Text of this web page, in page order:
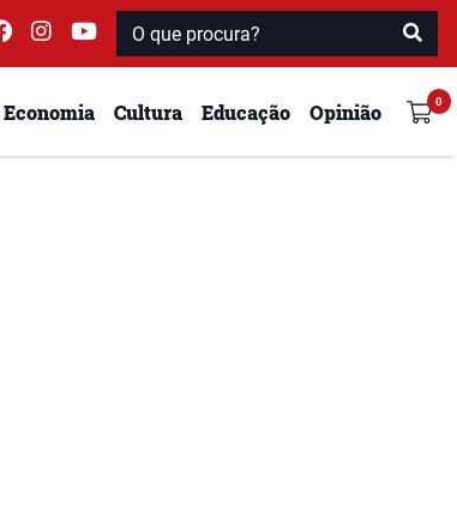
Economia Cultura Educação Opinião